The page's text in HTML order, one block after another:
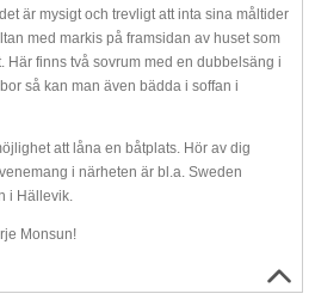
är mysigt och trevligt att inta sina måltider
med markis på framsidan av huset som
Här finns två sovrum med en dubbelsäng i
så kan man även bädda i soffan i
att låna en båtplats. Hör av dig
i närheten är bl.a. Sweden
i Hällevik.
Monsun!